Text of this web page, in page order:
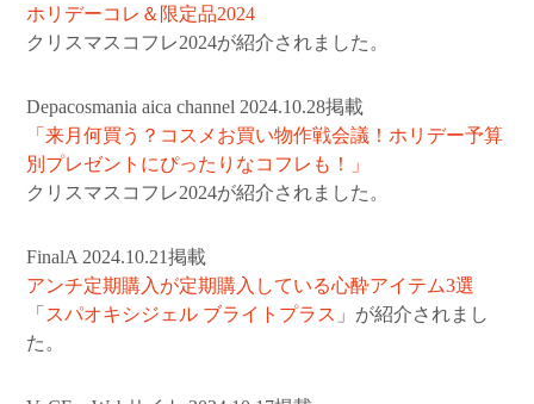
ホリデーコレ＆限定品2024
クリスマスコフレ2024が紹介されました。
Depacosmania aica channel 2024.10.28掲載
「来月何買う？コスメお買い物作戦会議！ホリデー予算
別プレゼントにぴったりなコフレも！」
クリスマスコフレ2024が紹介されました。
FinalA 2024.10.21掲載
アンチ定期購入が定期購入している心酔アイテム3選
「 スパオキシジェル ブライトプラス 」が紹介されまし
た。